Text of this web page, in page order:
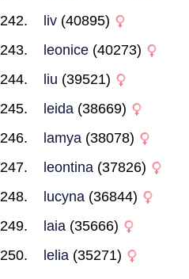
liv (40895)
leonice (40273)
liu (39521)
leida (38669)
lamya (38078)
leontina (37826)
lucyna (36844)
laia (35666)
lelia (35271)